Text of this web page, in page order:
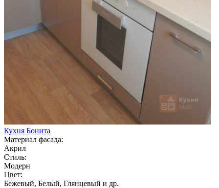
Кухня Бонита
Материал фасада:
Акрил
Стиль:
Модерн
Цвет:
Бежевый, Белый, Глянцевый и др.